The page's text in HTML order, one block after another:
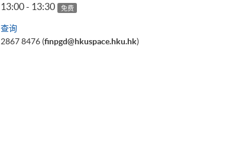
13:00 - 13:30 免费
查询
2867 8476 (finpgd@hkuspace.hku.hk)